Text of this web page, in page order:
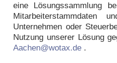
eine Lösungssammlung
Mitarbeiterstammdaten
Unternehmen oder
Nutzung unserer Lösung
Aachen@wotax.de .